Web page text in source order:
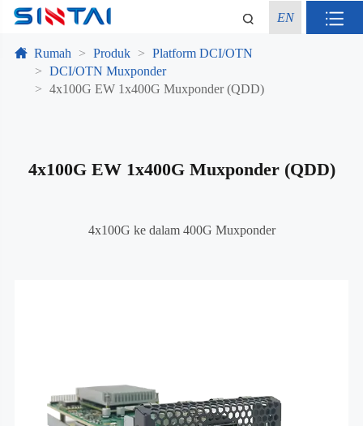
EN
Rumah Produk
Platform DCI/OTN
DCI/OTN Muxponder
4x100G EW 1x400G Muxponder (QDD)
4x100G EW 1x400G Muxponder (QDD)
4x100G ke dalam 400G Muxponder